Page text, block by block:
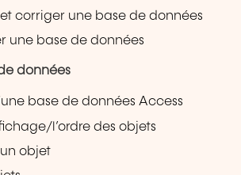
corriger une base de données
une base de données
données
base de données Access
l’ordre des objets
objet